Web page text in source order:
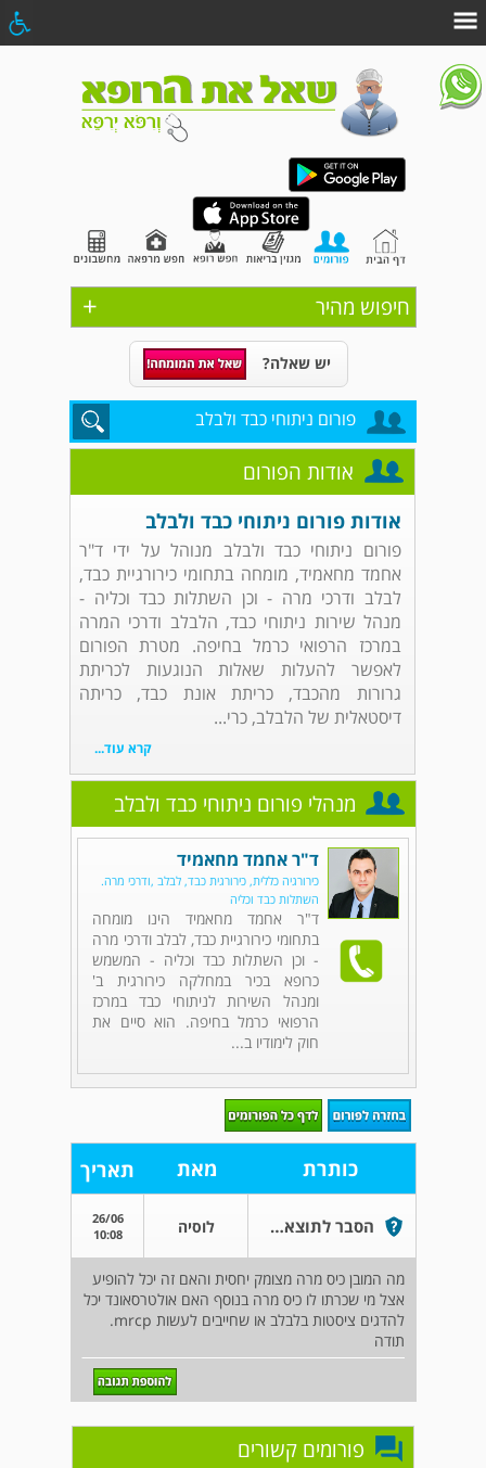
+ חיפוש מהיר
יש שאלה?
פורום ניתוחי כבד ולבלב
אודות הפורום
אודות פורום ניתוחי כבד ולבלב
פורום ניתוחי כבד ולבלב מנוהל על ידי ד"ר
אחמד מחאמיד, מומחה בתחומי כירורגיית כבד,
לבלב ודרכי מרה - וכן השתלות כבד וכליה -
מנהל שירות ניתוחי כבד, הלבלב ודרכי המרה
במרכז הרפואי כרמל בחיפה. מטרת הפורום
לאפשר להעלות שאלות הנוגעות לכריתת
גרורות מהכבד, כריתת אונת כבד, כריתה
דיסטאלית של הלבלב, כרי...
קרא עוד...
מנהלי פורום ניתוחי כבד ולבלב
ד"ר אחמד מחאמיד
כירורגיה כללית, כירורגית כבד, לבלב ,ודרכי מרה.
השתלות כבד וכליה
ד"ר אחמד מחאמיד הינו מומחה
בתחומי כירורגיית כבד, לבלב ודרכי מרה
- וכן השתלות כבד וכליה - המשמש
כרופא בכיר במחלקה כירורגית ב'
ומנהל השירות לניתוחי כבד במרכז
הרפואי כרמל בחיפה. הוא סיים את
חוק לימודיו ב...
כותרת מאת תאריך
הסבר לתוצאת בדיקת כיס מרה לוסיה
26/06
10:08
מה המובן כיס מרה מצומק יחסית והאם זה יכל להופיע
אצל מי שכרתו לו כיס מרה בנוסף האם אולטרסאונד יכל
להדגים ציסטות בלבלב או שחייבים לעשות mrcp.
תודה
פורומים קשורים